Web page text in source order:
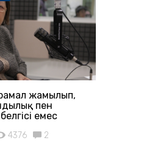
жамылып,
пен
емес
4376 2